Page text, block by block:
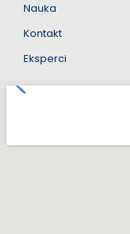
Nauka
Kontakt
Eksperci